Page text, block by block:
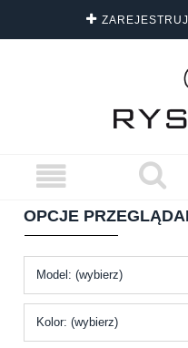
DARMOWA DOSTAWA
OPCJE
Model: (wybierz)
Kolor: (wybierz)